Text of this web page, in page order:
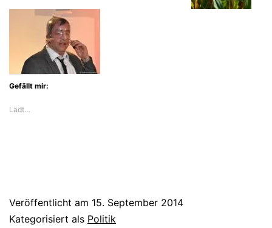
Gefällt mir:
Lädt…
Veröffentlicht am 15. September 2014
Kategorisiert als Politik